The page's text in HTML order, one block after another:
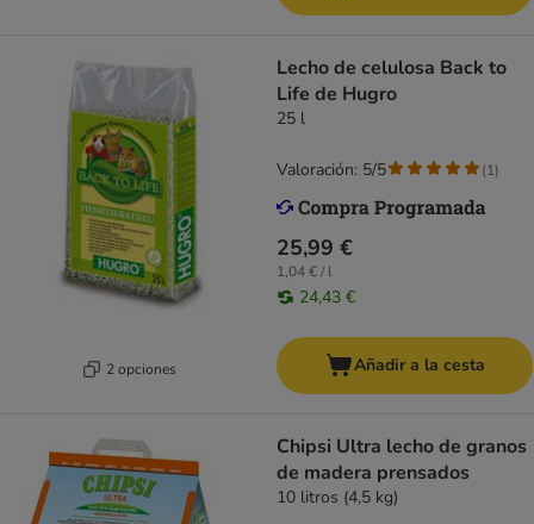
2 opciones
Lecho de celulosa Back to
Life de Hugro
25 l
25,99 €
1,04 € / l
24,43 €
Valoración: 5/5 (1)
Añadir a la cesta
Chipsi Ultra lecho de granos
de madera prensados
10 litros (4,5 kg)